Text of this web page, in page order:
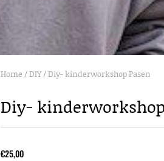
Home /DIY/ Diy- kinderworkshop Pasen
Diy-
€25,00